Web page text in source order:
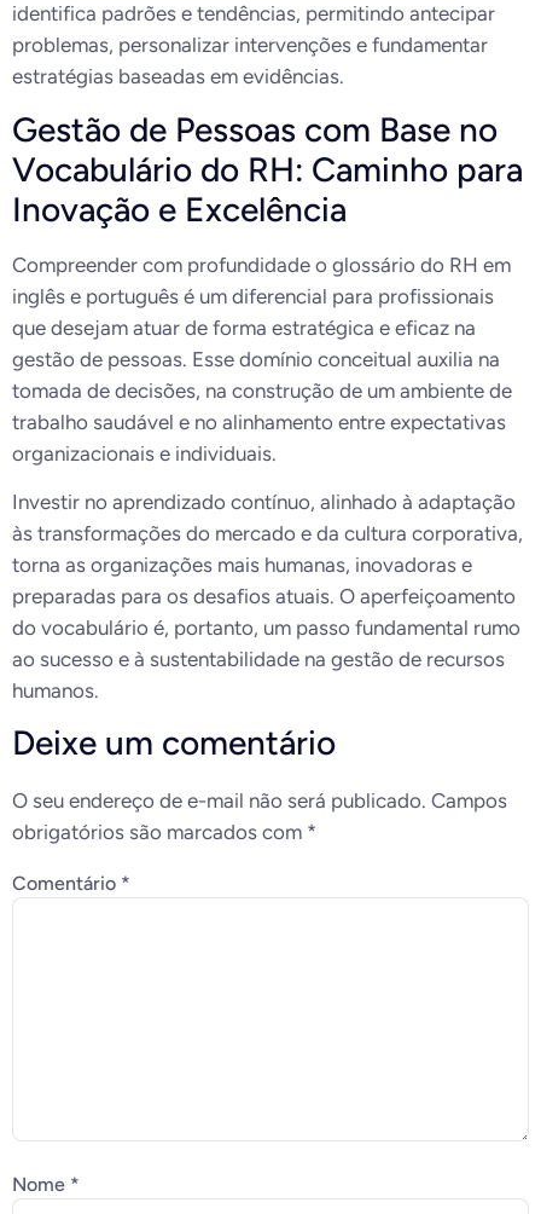
identifica padrões e tendências, permitindo antecipar
problemas, personalizar intervenções e fundamentar
estratégias baseadas em evidências.
Gestão de Pessoas com Base no
Vocabulário do RH: Caminho para
Inovação e Excelência
Compreender com profundidade o glossário do RH em
inglês e português é um diferencial para profissionais
que desejam atuar de forma estratégica e eficaz na
gestão de pessoas. Esse domínio conceitual auxilia na
tomada de decisões, na construção de um ambiente de
trabalho saudável e no alinhamento entre expectativas
organizacionais e individuais.
Investir no aprendizado contínuo, alinhado à adaptação
às transformações do mercado e da cultura corporativa,
torna as organizações mais humanas, inovadoras e
preparadas para os desafios atuais. O aperfeiçoamento
do vocabulário é, portanto, um passo fundamental rumo
ao sucesso e à sustentabilidade na gestão de recursos
humanos.
Deixe um comentário
O seu endereço de e-mail não será publicado. Campos
obrigatórios são marcados com *
Comentário *
Nome *